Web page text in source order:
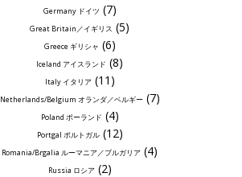
Germany ドイツ (7)
Great Britain／イギリス (5)
Greece ギリシャ (6)
Iceland アイスランド (8)
Italy イタリア(11)
Netherlands/Belgium オランダ／ベルギー(7)
Poland ポーランド (4)
Portgal ポルトガル(12)
Romania/Brgalia ルーマニア／ブルガリア (4)
Russia ロシア(2)